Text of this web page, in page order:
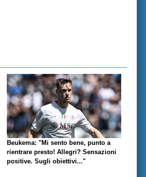
Beukema: "Mi sento bene, punto a
rientrare presto! Allegri? Sensazioni
positive. Sugli obiettivi..."